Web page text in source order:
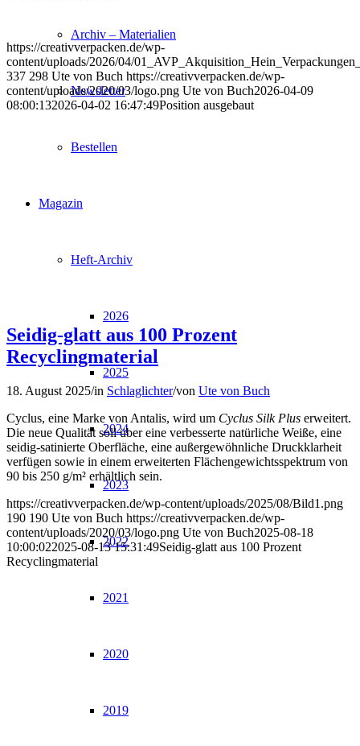
Archiv – Materialien
Newsletter
Bestellen
Magazin
Heft-Archiv
2026
2025
2024
2023
2022
2021
2020
2019
https://creativverpacken.de/wp-
content/uploads/2026/04/
337 298 Ute von Buch https://creativverpacken.de/wp-
content/uploads/2020/03/logo.png Ute von Buch2026-04-09
08:00:132026-04-02 16:47:49Position ausgebaut
Seidig-glatt aus 100 Prozent
Recyclingmaterial
18. August 2025/in Schlaglichter/von Ute von Buch
Cyclus, eine Marke von Antalis, wird um Cyclus Silk Plus erweitert.
Die neue Qualität soll über eine verbesserte natürliche Weiße, eine
seidig-satinierte Oberfläche, eine außergewöhnliche Druckklarheit
verfügen sowie in einem erweiterten Flächengewichtsspektrum von
90 bis 250 g/m² erhältlich sein.
https://creativverpacken.de/wp-content/uploads/2025/08/Bild1.png
190 190 Ute von Buch https://creativverpacken.de/wp-
content/uploads/2020/03/logo.png Ute von Buch2025-08-18
10:00:022025-08-13 15:31:49Seidig-glatt aus 100 Prozent
Recyclingmaterial